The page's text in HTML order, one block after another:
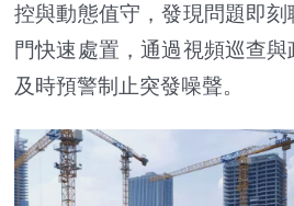
控與動態值守，發現問題即
門快速處置，通過視頻巡查與
及時預警制止突發噪聲。